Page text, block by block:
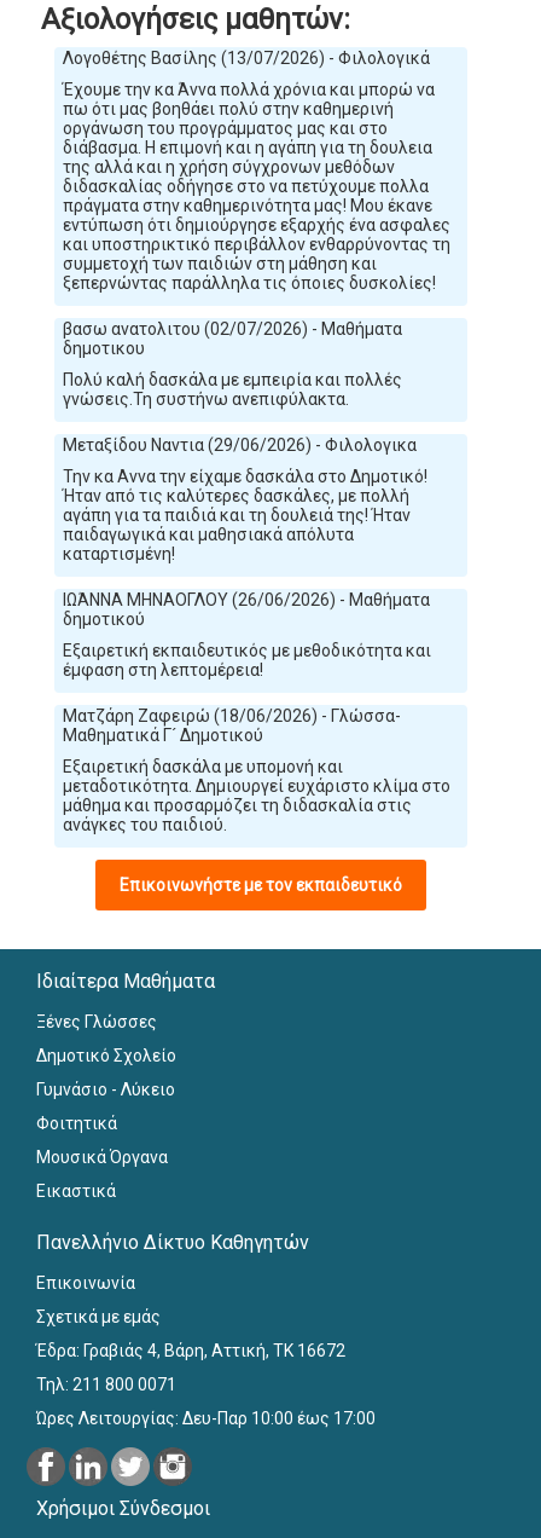
Αξιολογήσεις μαθητών:
Λογοθέτης Βασίλης (13/07/2026) - Φιλολογικά
Έχουμε την κα Άννα πολλά χρόνια και μπορώ να
πω ότι μας βοηθάει πολύ στην καθημερινή
οργάνωση του προγράμματος μας και στο
διάβασμα. Η επιμονή και η αγάπη για τη δουλεια
της αλλά και η χρήση σύγχρονων μεθόδων
διδασκαλίας οδήγησε στο να πετύχουμε πολλα
πράγματα στην καθημερινότητα μας! Μου έκανε
εντύπωση ότι δημιούργησε εξαρχής ένα ασφαλες
και υποστηρικτικό περιβάλλον ενθαρρύνοντας τη
συμμετοχή των παιδιών στη μάθηση και
ξεπερνώντας παράλληλα τις όποιες δυσκολίες!
βασω ανατολιτου (02/07/2026) - Μαθήματα
δημοτικου
Πολύ καλή δασκάλα με εμπειρία και πολλές
γνώσεις.Τη συστήνω ανεπιφύλακτα.
Μεταξίδου Ναντια (29/06/2026) - Φιλολογικα
Την κα Αννα την είχαμε δασκάλα στο Δημοτικό!
Ήταν από τις καλύτερες δασκάλες, με πολλή
αγάπη για τα παιδιά και τη δουλειά της! Ήταν
παιδαγωγικά και μαθησιακά απόλυτα
καταρτισμένη!
ΙΩΆΝΝΑ ΜΗΝΑΟΓΛΟΥ (26/06/2026) - Μαθήματα
δημοτικού
Εξαιρετική εκπαιδευτικός με μεθοδικότητα και
έμφαση στη λεπτομέρεια!
Ματζάρη Ζαφειρώ (18/06/2026) - Γλώσσα-
Μαθηματικά Γ´ Δημοτικού
Εξαιρετική δασκάλα με υπομονή και
μεταδοτικότητα. Δημιουργεί ευχάριστο κλίμα στο
μάθημα και προσαρμόζει τη διδασκαλία στις
ανάγκες του παιδιού.
Επικοινωνήστε με τον εκπαιδευτικό
Ιδιαίτερα Μαθήματα
Ξένες Γλώσσες
Δημοτικό Σχολείο
Γυμνάσιο - Λύκειο
Φοιτητικά
Μουσικά Όργανα
Εικαστικά
Πανελλήνιο Δίκτυο Καθηγητών
Επικοινωνία
Σχετικά με εμάς
Έδρα: Γραβιάς 4, Βάρη, Αττική, ΤΚ 16672
Τηλ: 211 800 0071
Ώρες Λειτουργίας: Δευ-Παρ 10:00 έως 17:00
Χρήσιμοι Σύνδεσμοι